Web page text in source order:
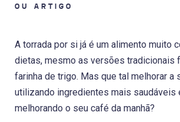
OU ARTIGO
A torrada por si já é um alimento muito
dietas, mesmo as versões tradicionais
farinha de trigo. Mas que tal melhorar a
utilizando ingredientes mais saudáveis
melhorando o seu café da manhã?